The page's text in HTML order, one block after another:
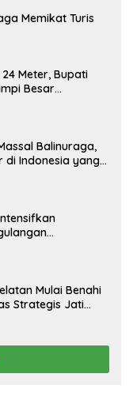
Memikat Turis
Meter, Bupati
Besar
Balinuraga,
di Indonesia yang
Mulai Benahi
Strategis Jati